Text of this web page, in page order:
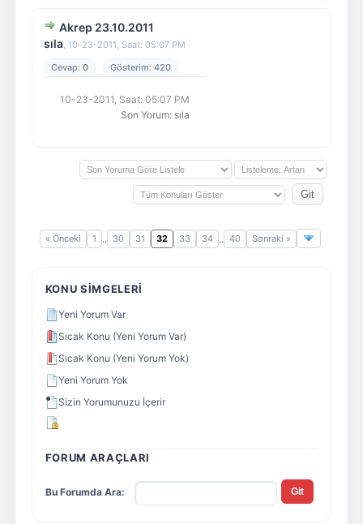
Akrep 23.10.2011
sıla, 10-23-2011, Saat: 05:07 PM
0
420
10-23-2011, Saat: 05:07 PM
Son Yorum: sıla
« Önceki 1 .. 30 31 32 33 34 .. 40 Sonraki »
KONU SIMGELERI
Yeni Yorum Var
Sıcak Konu (Yeni Yorum Var)
Sıcak Konu (Yeni Yorum Yok)
Yeni Yorum Yok
Sizin Yorumunuzu İçerir
FORUM ARAÇLARI
Bu Forumda Ara: